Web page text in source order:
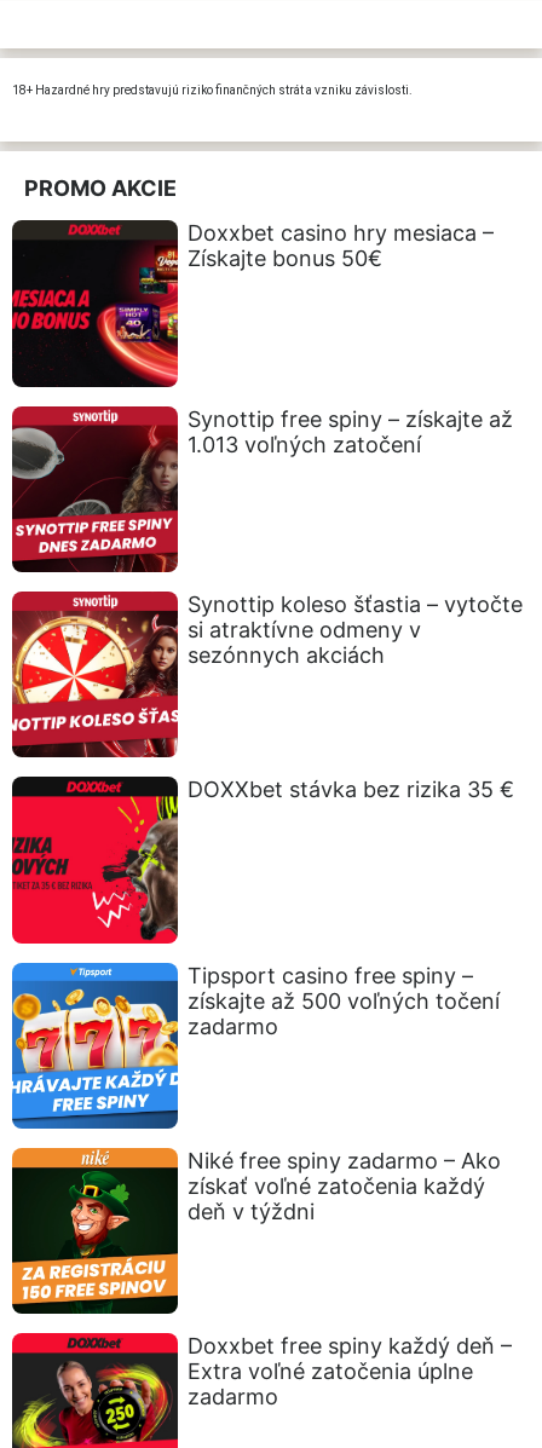
18+ Hazardné hry predstavujú riziko finančných strát a vzniku závislosti.
PROMO AKCIE
Doxxbet casino hry mesiaca –
Získajte bonus 50€
Synottip free spiny – získajte až
1.013 voľných zatočení
Synottip koleso šťastia – vytočte
si atraktívne odmeny v
sezónnych akciách
DOXXbet stávka bez rizika 35 €
Tipsport casino free spiny –
získajte až 500 voľných točení
zadarmo
Niké free spiny zadarmo – Ako
získať voľné zatočenia každý
deň v týždni
Doxxbet free spiny každý deň –
Extra voľné zatočenia úplne
zadarmo